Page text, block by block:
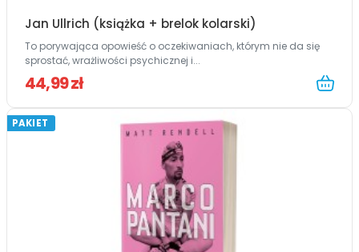
Jan Ullrich (książka + brelok kolarski)
To porywająca opowieść o oczekiwaniach, którym nie da się
sprostać, wrażliwości psychicznej i...
44,99 zł
PAKIET